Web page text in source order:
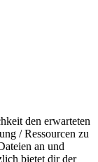
den erwarteten
/ Ressourcen zu
an und
bietet dir der